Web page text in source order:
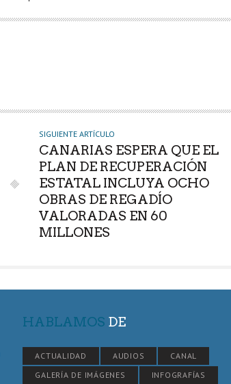
SIGUIENTE ARTÍCULO
CANARIAS ESPERA QUE EL
PLAN DE RECUPERACIÓN
ESTATAL INCLUYA OCHO
OBRAS DE REGADÍO
VALORADAS EN 60
MILLONES
HABLAMOS DE
ACTUALIDAD AUDIOS
CANAL
GALERÍA DE IMÁGENES
INFOGRAFÍAS